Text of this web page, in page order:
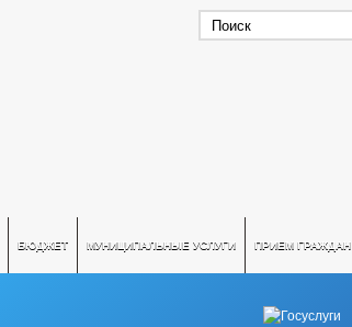
БЮДЖЕТ МУНИЦИПАЛЬНЫЕ УСЛУГИ ПРИЕМ ГРАЖДАН